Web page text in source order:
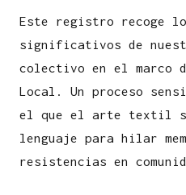
Este registro recoge los
significativos de
colectivo en el marco
Local. Un proceso
el que el arte textil
lenguaje para hilar
resistencias en